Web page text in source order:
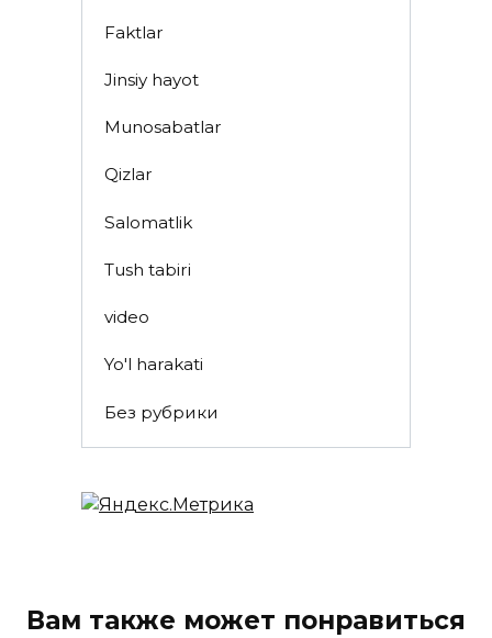
Faktlar
Jinsiy hayot
Munosabatlar
Qizlar
Salomatlik
Tush tabiri
video
Yo'l harakati
Без рубрики
Вам также может понравиться